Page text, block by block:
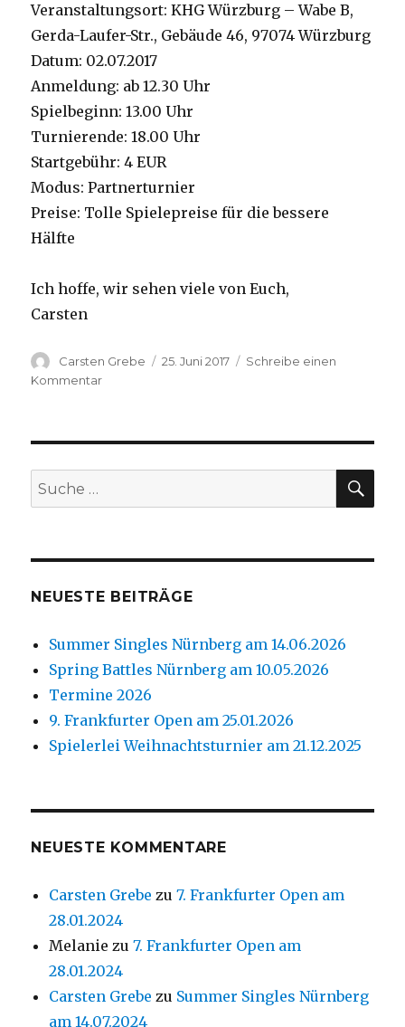
Veranstaltungsort: KHG Würzburg – Wabe B,
Gerda-Laufer-Str., Gebäude 46, 97074 Würzburg
Datum: 02.07.2017
Anmeldung: ab 12.30 Uhr
Spielbeginn: 13.00 Uhr
Turnierende: 18.00 Uhr
Startgebühr: 4 EUR
Modus: Partnerturnier
Preise: Tolle Spielepreise für die bessere
Hälfte
Ich hoffe, wir sehen viele von Euch,
Carsten
Autor
Carsten Grebe
Veröffentlicht
25. Juni 2017
Schreibe einen
Kommentar
Battles
02.07.
Suche
nach:
NEUESTE BEITRÄGE
Summer Singles Nürnberg am 14.06.2026
Spring Battles Nürnberg am 10.05.2026
Termine 2026
9. Frankfurter Open am 25.01.2026
Spielerlei Weihnachtsturnier am 21.12.2025
NEUESTE KOMMENTARE
Carsten Grebe zu7. Frankfurter Open am
28.01.2024
Melanie zu7. Frankfurter Open am
28.01.2024
Carsten Grebe zu Summer Singles Nürnberg
am 14.07.2024